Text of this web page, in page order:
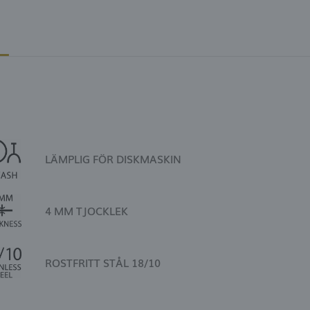
LÄMPLIG FÖR DISKMASKIN
4 MM TJOCKLEK
ROSTFRITT STÅL 18/10